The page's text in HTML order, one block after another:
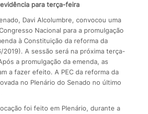
para terça-feira
Davi Alcolumbre, convocou uma
Nacional para a promulgação
à Constituição da reforma da
2019). A sessão será na próxima terça-
a promulgação da emenda, as
a fazer efeito. A PEC da reforma da
no Plenário do Senado no último
foi feito em Plenário, durante a